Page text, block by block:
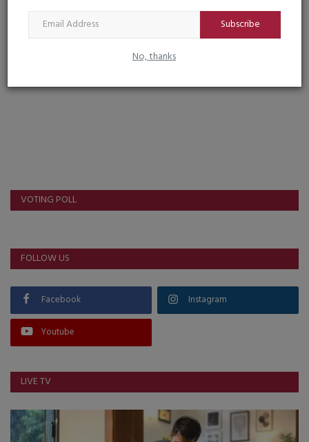
Subscribe
No, thanks
VOTING POLL
FOLLOW US
Facebook Instagram
Youtube
LIVE TV